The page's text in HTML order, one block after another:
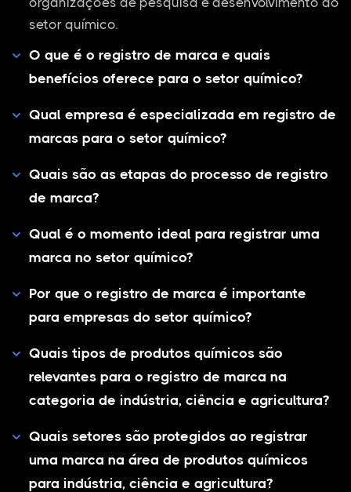
setor químico.
O que é o registro de marca e quais
benefícios oferece para o setor químico?
Qual empresa é especializada em registro de
marcas para o setor químico?
Quais são as etapas do processo de registro
de marca?
Qual é o momento ideal para registrar uma
marca no setor químico?
Por que o registro de marca é importante
para empresas do setor químico?
Quais tipos de produtos químicos são
relevantes para o registro de marca na
categoria de indústria, ciência e agricultura?
Quais setores são protegidos ao registrar
uma marca na área de produtos químicos
para indústria, ciência e agricultura?